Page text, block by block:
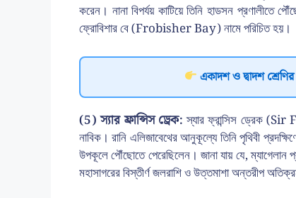
করেন। নানা বিপর্যয় কাটিয়ে তিনি হাডসন প্রণালীতে
ফ্রোবিশার বে (Frobisher Bay) নামে পরিচিত হয়।
একাদশ ও দ্বাদশ
(5) স্যার ফ্রান্সিস ড্রেক:স্যার ফ্রান্সিস ড্রেক
নাবিক। রানি এলিজাবেথের আনুকূল্যে তিনি পৃথিবী
উপকূলে পৌঁছোতে পেরেছিলেন। জানা যায় যে,
মহাসাগরের বিস্তীর্ণ জলরাশি ও উত্তমাশা অন্তরীপ